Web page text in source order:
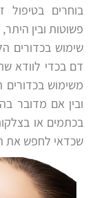
בוחרים בטיפול
פשוטות ובין
שימוש בכדורים
דם בכדי לוודא
משימוש
ובין אם מדובר
בכתמים או
שכדאי לחפש את